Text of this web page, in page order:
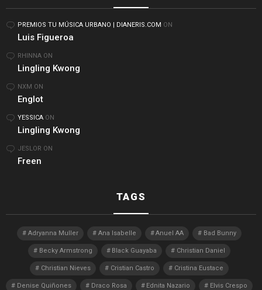
PREMIOS TU MÚSICA URBANO | DIANERIS.COM ON
Luis Figueroa
RHINNA ON
Lingling Kwong
NXM ON
Englot
YESSICA ON
Lingling Kwong
JESLOR ON
Freen
TAGS
Adryanna Muller Ana Isabelle Anuel AA Bad Bunny
Becky Armstrong Black Guayaba Christian Daniel
Christian Nieves Cristian Castro Cristina Eustace
Denise Quiñones Draco Rosa Ednita Nazario Elvis Crespo